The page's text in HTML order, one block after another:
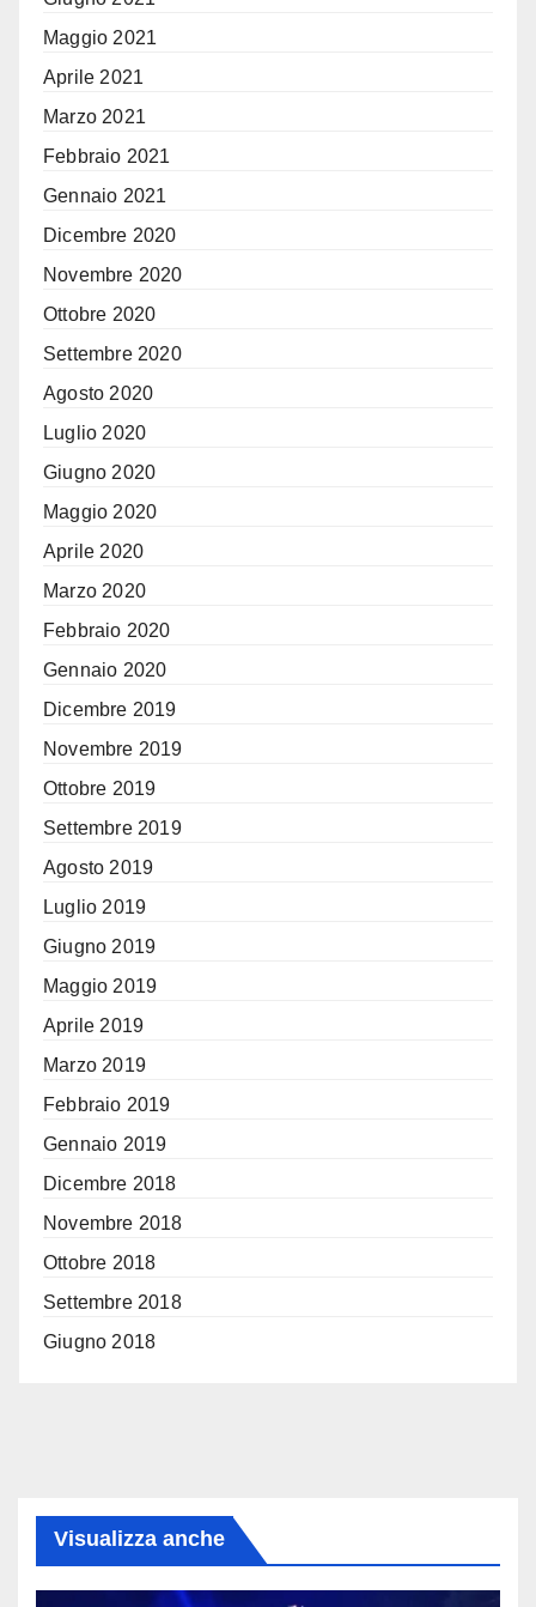
Maggio 2021
Aprile 2021
Marzo 2021
Febbraio 2021
Gennaio 2021
Dicembre 2020
Novembre 2020
Ottobre 2020
Settembre 2020
Agosto 2020
Luglio 2020
Giugno 2020
Maggio 2020
Aprile 2020
Marzo 2020
Febbraio 2020
Gennaio 2020
Dicembre 2019
Novembre 2019
Ottobre 2019
Settembre 2019
Agosto 2019
Luglio 2019
Giugno 2019
Maggio 2019
Aprile 2019
Marzo 2019
Febbraio 2019
Gennaio 2019
Dicembre 2018
Novembre 2018
Ottobre 2018
Settembre 2018
Giugno 2018
Visualizza anche